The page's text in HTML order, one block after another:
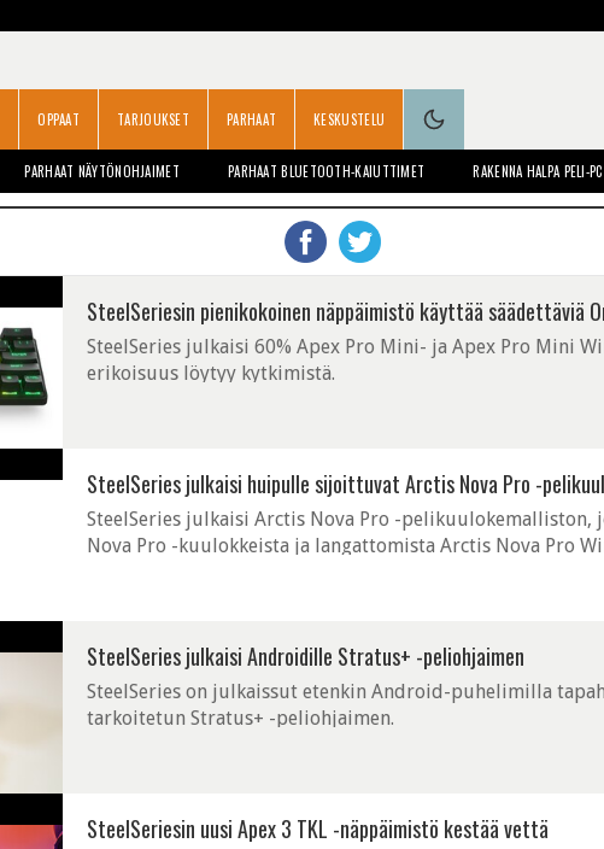
OPPAAT TARJOUKSET PARHAAT KESKUSTELU
PARHAAT NÄYTÖNOHJAIMET PARHAAT BLUETOOTH-KAIUTTIMET RAKENNA HALPA PELI-PC
SteelSeriesin pienikokoinen näppäimistö käyttää säädettäviä
SteelSeries julkaisi 60% Apex Pro Mini- ja Apex Pro Mini
erikoisuus löytyy kytkimistä.
SteelSeries julkaisi huipulle sijoittuvat Arctis Nova Pro -
SteelSeries julkaisi Arctis Nova Pro -pelikuulokemalliston,
Nova Pro -kuulokkeista ja langattomista Arctis Nova Pro
SteelSeries julkaisi Androidille Stratus+ -peliohjaimen
SteelSeries on julkaissut etenkin Android-puhelimilla
tarkoitetun Stratus+ -peliohjaimen.
SteelSeriesin uusi Apex 3 TKL -näppäimistö kestää vettä